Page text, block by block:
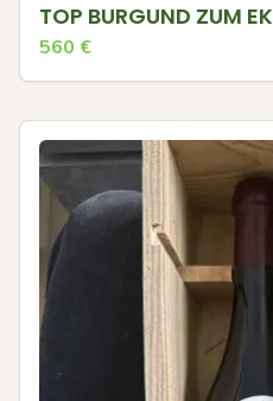
TOP BURGUND ZUM EK
560 €